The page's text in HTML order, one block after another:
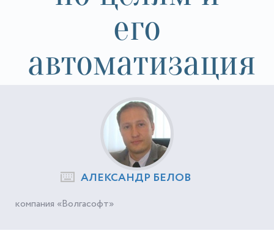
его
автоматизация
АЛЕКСАНДР БЕЛОВ
компания «Волгасофт»